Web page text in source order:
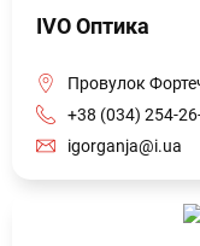
IVO Оптика
Провулок
+38 (034) 254-
igorganja@i.ua